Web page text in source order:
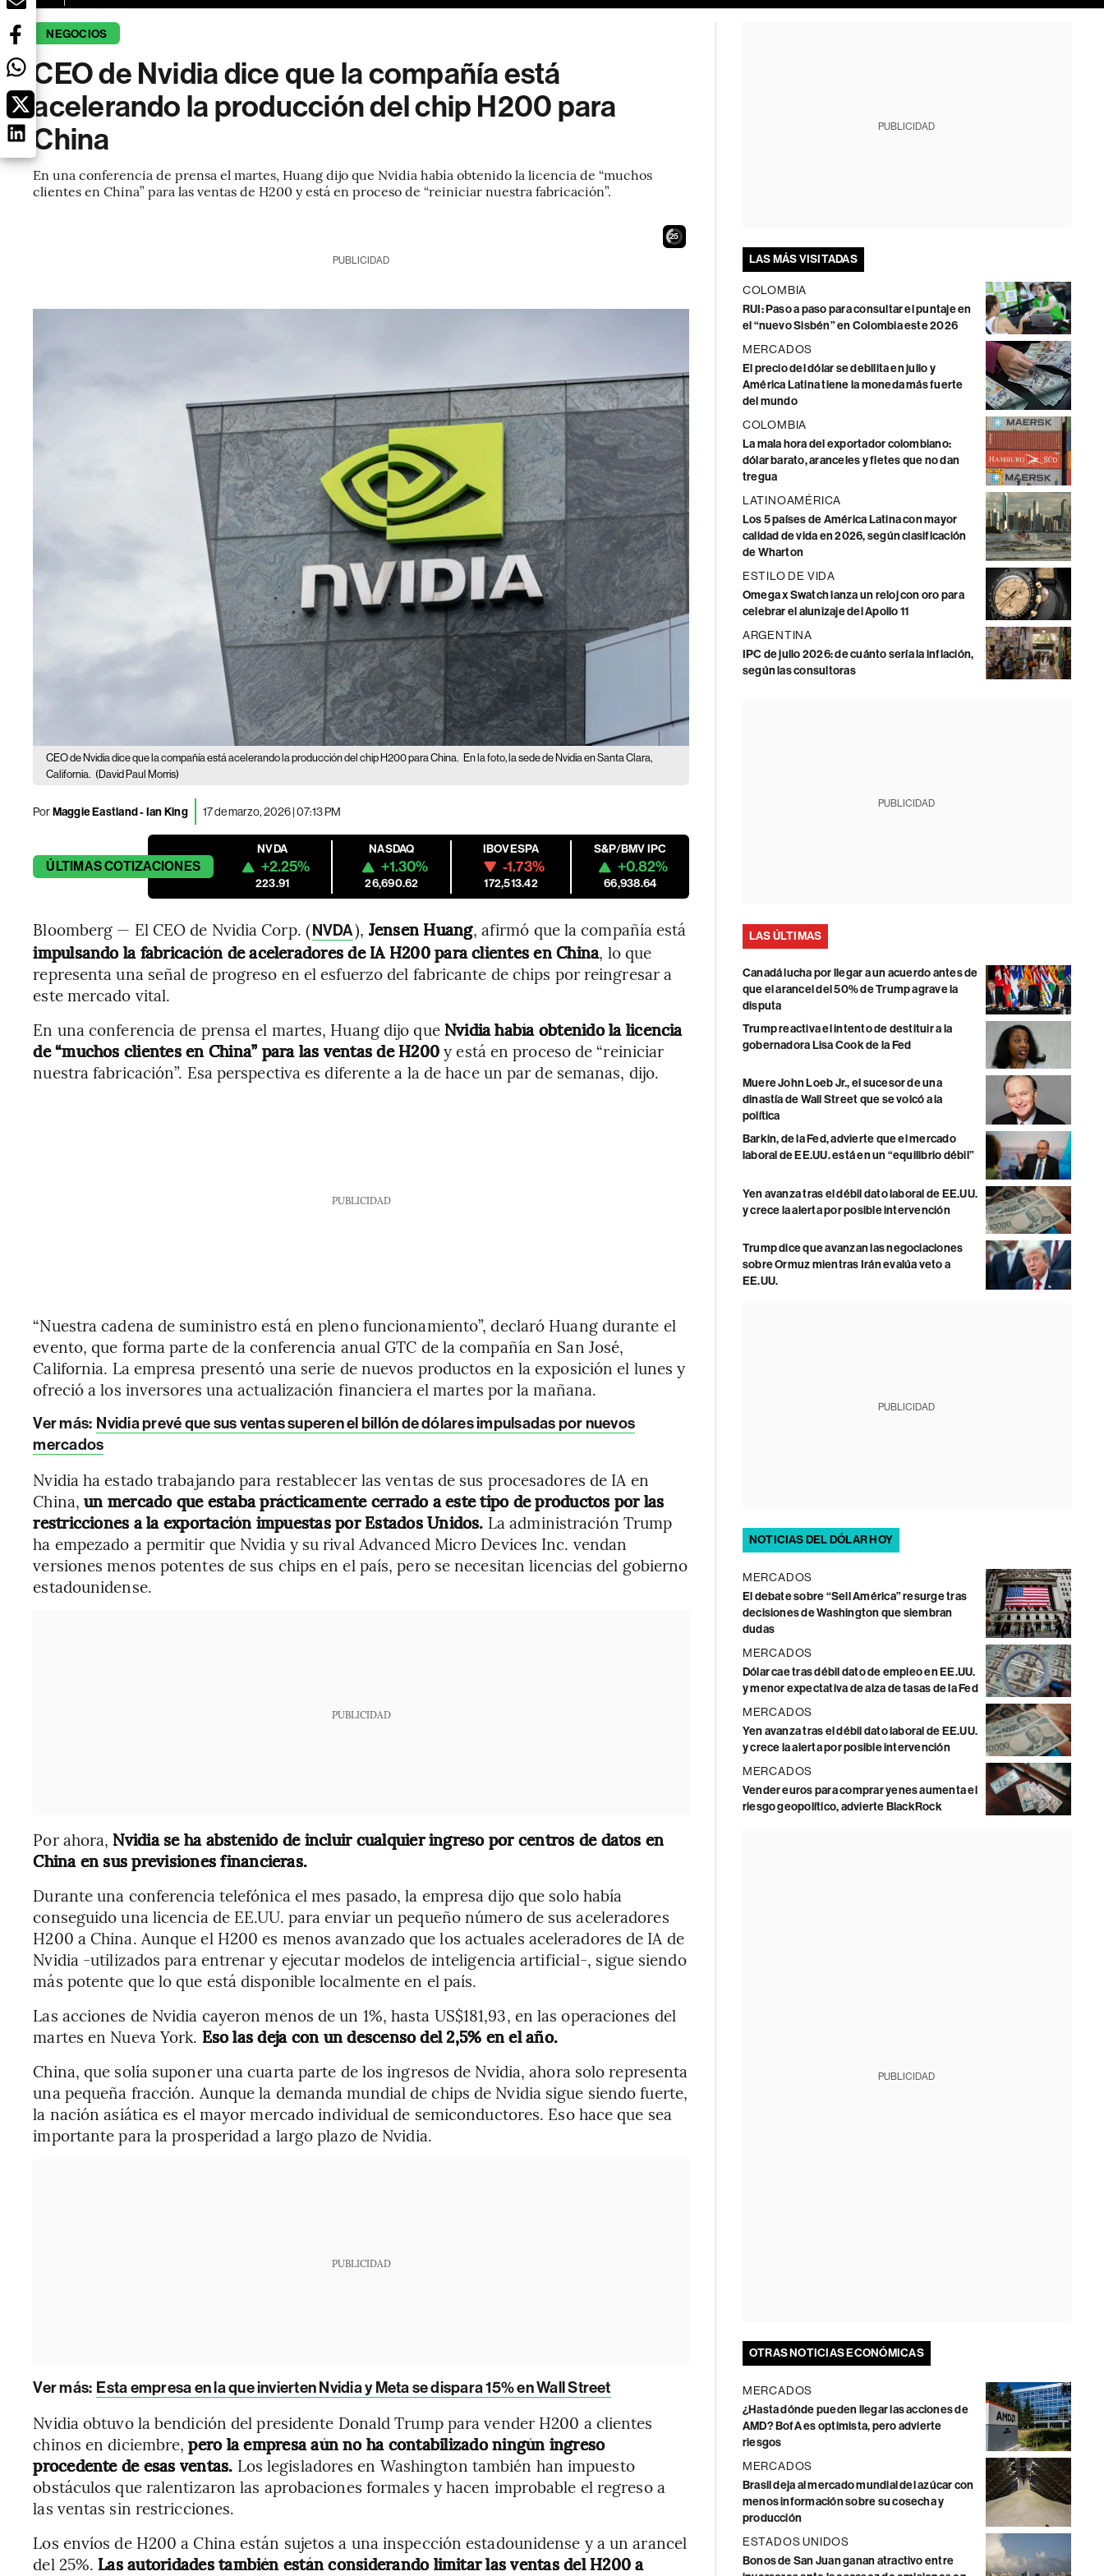
NEGOCIOS
CEO de Nvidia dice que la compañía está
acelerando la producción del chip H200 para
China
En una conferencia de prensa el martes, Huang dijo que Nvidia había obtenido la licencia de “muchos
clientes en China” para las ventas de H200 y está en proceso de “reiniciar nuestra fabricación”.
23
PUBLICIDAD
CEO de Nvidia dice que la compañía está acelerando la producción del chip H200 para China. En la foto, la sede de Nvidia en Santa Clara,
California. (David Paul Morris)
PorMaggie Eastland - Ian King 17 de marzo, 2026 | 07:13 PM
ÚLTIMASCOTIZACIONES
NVDA
+2.25%
223.91
NASDAQ
+1.30%
26,690.62
IBOVESPA
-1.73%
172,513.42
S&P/BMV IPC
+0.82%
66,938.64
Bloomberg — El CEO de Nvidia Corp. (NVDA), Jensen Huang, afirmó que la compañía está
impulsando la fabricación de aceleradores de IA H200 para clientes en China, lo que
representa una señal de progreso en el esfuerzo del fabricante de chips por reingresar a
este mercado vital.
En una conferencia de prensa el martes, Huang dijo que Nvidia había obtenido la licencia
de “muchos clientes en China” para las ventas de H200y está en proceso de “reiniciar
nuestra fabricación”. Esa perspectiva es diferente a la de hace un par de semanas, dijo.
PUBLICIDAD
“Nuestra cadena de suministro está en pleno funcionamiento”, declaró Huang durante el
evento, que forma parte de la conferencia anual GTC de la compañía en San José,
California. La empresa presentó una serie de nuevos productos en la exposición el lunes y
ofreció a los inversores una actualización financiera el martes por la mañana.
Ver más: Nvidia prevé que sus ventas superen el billón de dólares impulsadas por nuevos
mercados
Nvidia ha estado trabajando para restablecer las ventas de sus procesadores de IA en
China, un mercado que estaba prácticamente cerrado a este tipo de productos por las
restricciones a la exportación impuestas por Estados Unidos. La administración Trump
ha empezado a permitir que Nvidia y su rival Advanced Micro Devices Inc. vendan
versiones menos potentes de sus chips en el país, pero se necesitan licencias del gobierno
estadounidense.
PUBLICIDAD
Por ahora, Nvidia se ha abstenido de incluir cualquier ingreso por centros de datos en
China en sus previsiones financieras.
Durante una conferencia telefónica el mes pasado, la empresa dijo que solo había
conseguido una licencia de EE.UU. para enviar un pequeño número de sus aceleradores
H200 a China. Aunque el H200 es menos avanzado que los actuales aceleradores de IA de
Nvidia -utilizados para entrenar y ejecutar modelos de inteligencia artificial-, sigue siendo
más potente que lo que está disponible localmente en el país.
Las acciones de Nvidia cayeron menos de un 1%, hasta US$181,93, en las operaciones del
martes en Nueva York. Eso las deja con un descenso del 2,5% en el año.
China, que solía suponer una cuarta parte de los ingresos de Nvidia, ahora solo representa
una pequeña fracción. Aunque la demanda mundial de chips de Nvidia sigue siendo fuerte,
la nación asiática es el mayor mercado individual de semiconductores. Eso hace que sea
importante para la prosperidad a largo plazo de Nvidia.
PUBLICIDAD
Ver más: Esta empresa en la que invierten Nvidia y Meta se dispara 15% en Wall Street
Nvidia obtuvo la bendición del presidente Donald Trump para vender H200 a clientes
chinos en diciembre,pero la empresa aún no ha contabilizado ningún ingreso
procedente de esas ventas. Los legisladores en Washington también han impuesto
obstáculos que ralentizaron las aprobaciones formales y hacen improbable el regreso a
las ventas sin restricciones.
Los envíos de H200 a China están sujetos a una inspección estadounidense y a un arancel
del 25%. Las autoridades también están considerando limitar las ventas del H200 a
PUBLICIDAD
LAS MÁS VISITADAS
COLOMBIA
RUI: Paso a paso para consultar el puntaje en
el “nuevo Sisbén” en Colombia este 2026
MERCADOS
El precio del dólar se debilita en julio y
América Latina tiene la moneda más fuerte
del mundo
COLOMBIA
La mala hora del exportador colombiano:
dólar barato, aranceles y fletes que no dan
tregua
LATINOAMÉRICA
Los 5 países de América Latina con mayor
calidad de vida en 2026, según clasificación
de Wharton
ESTILO DE VIDA
Omega x Swatch lanza un reloj con oro para
celebrar el alunizaje del Apollo 11
ARGENTINA
IPC de julio 2026: de cuánto sería la inflación,
según las consultoras
PUBLICIDAD
LAS ÚLTIMAS
Canadá lucha por llegar a un acuerdo antes de
que el arancel del 50% de Trump agrave la
disputa
Trump reactiva el intento de destituir a la
gobernadora Lisa Cook de la Fed
Muere John Loeb Jr., el sucesor de una
dinastía de Wall Street que se volcó a la
política
Barkin, de la Fed, advierte que el mercado
laboral de EE.UU. está en un “equilibrio débil”
Yen avanza tras el débil dato laboral de EE.UU.
y crece la alerta por posible intervención
Trump dice que avanzan las negociaciones
sobre Ormuz mientras Irán evalúa veto a
EE.UU.
PUBLICIDAD
NOTICIAS DEL DÓLAR HOY
MERCADOS
El debate sobre “Sell América” resurge tras
decisiones de Washington que siembran
dudas
MERCADOS
Dólar cae tras débil dato de empleo en EE.UU.
y menor expectativa de alza de tasas de la Fed
MERCADOS
Yen avanza tras el débil dato laboral de EE.UU.
y crece la alerta por posible intervención
MERCADOS
Vender euros para comprar yenes aumenta el
riesgo geopolítico, advierte BlackRock
PUBLICIDAD
OTRAS NOTICIAS ECONÓMICAS
MERCADOS
¿Hasta dónde pueden llegar las acciones de
AMD? BofA es optimista, pero advierte
riesgos
MERCADOS
Brasil deja al mercado mundial del azúcar con
menos información sobre su cosecha y
producción
ESTADOS UNIDOS
Bonos de San Juan ganan atractivo entre